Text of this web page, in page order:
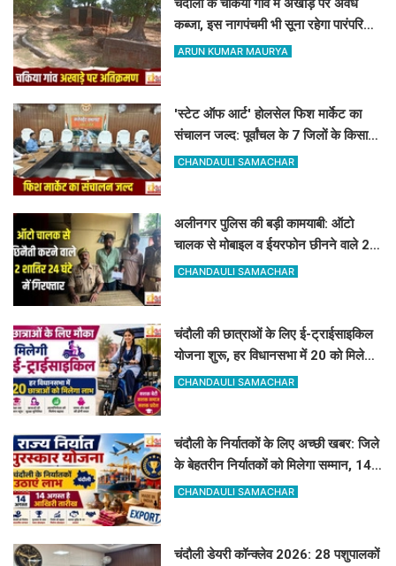
चंदौली के चकिया गांव में अखाड़े पर अवैध
कब्जा, इस नागपंचमी भी सूना रहेगा पारंपरिक
खेल का मैदान
ARUN KUMAR MAURYA
'स्टेट ऑफ आर्ट' होलसेल फिश मार्केट का
संचालन जल्द: पूर्वांचल के 7 जिलों के किसान
जुड़ेंगे चंदौली फिश मार्केट से
CHANDAULI SAMACHAR
अलीनगर पुलिस की बड़ी कामयाबी: ऑटो
चालक से मोबाइल व ईयरफोन छीनने वाले 2
अभियुक्त 24 घंटे में गिरफ्तार
CHANDAULI SAMACHAR
चंदौली की छात्राओं के लिए ई-ट्राईसाइकिल
योजना शुरू, हर विधानसभा में 20 को मिलेगा
लाभ
CHANDAULI SAMACHAR
चंदौली के निर्यातकों के लिए अच्छी खबर: जिले
के बेहतरीन निर्यातकों को मिलेगा सम्मान, 14
अगस्त तक करें आवेदन
CHANDAULI SAMACHAR
चंदौली डेयरी कॉन्क्लेव 2026: 28 पशुपालकों